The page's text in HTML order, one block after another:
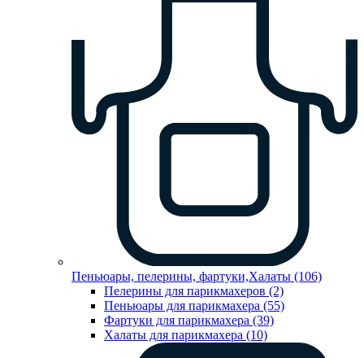
Пеньюары, пелерины, фартуки,Халаты (106)
Пелерины для парикмахеров (2)
Пеньюары для парикмахера (55)
Фартуки для парикмахера (39)
Халаты для парикмахера (10)